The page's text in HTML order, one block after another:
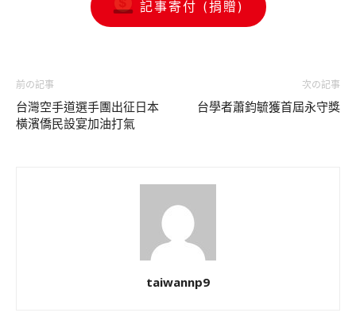
記事寄付 (捐贈)
前の記事
台灣空手道選手團出征日本
橫濱僑民設宴加油打氣
次の記事
台學者蕭鈞毓獲首屆永守獎
taiwannp9